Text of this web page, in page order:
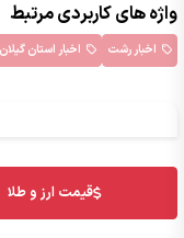
واژه های کاربردی مرتبط
اخبار رشت اخبار استان گیلان
قیمت ارز و طلا